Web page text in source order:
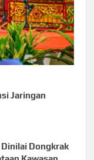
Jaringan
Dongkrak